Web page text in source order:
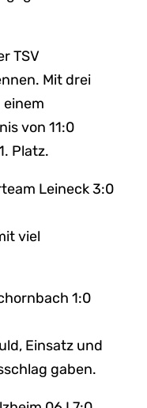
TSV
Mit drei
einem
von 11:0
Platz.
Leineck 3:0
viel
1:0
Einsatz und
gaben.